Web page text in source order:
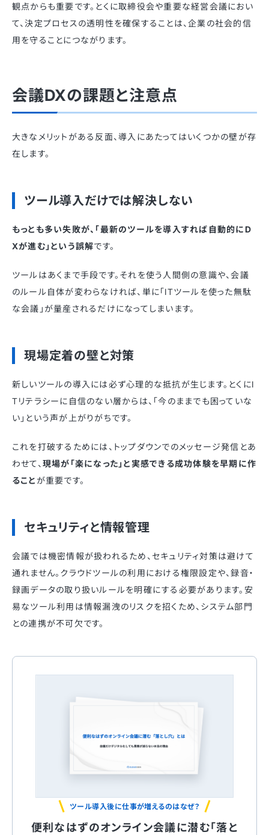
観点からも重要です。とくに取締役会や重要な経営会議におい
て、決定プロセスの透明性を確保することは、企業の社会的信
用を守ることにつながります。
会議DXの課題と注意点
大きなメリットがある反面、導入にあたってはいくつかの壁が存
在します。
ツール導入だけでは解決しない
もっとも多い失敗が、「最新のツールを導入すれば自動的にD
Xが進む」という誤解です。
ツールはあくまで手段です。それを使う人間側の意識や、会議
のルール自体が変わらなければ、単に「ITツールを使った無駄
な会議」が量産されるだけになってしまいます。
現場定着の壁と対策
新しいツールの導入には必ず心理的な抵抗が生じます。とくにI
Tリテラシーに自信のない層からは、「今のままでも困っていな
い」という声が上がりがちです。
これを打破するためには、トップダウンでのメッセージ発信とあ
わせて、 現場が「楽になった」と実感できる成功体験を早期に作
ること が重要です。
セキュリティと情報管理
会議では機密情報が扱われるため、セキュリティ対策は避けて
通れません。クラウドツールの利用における権限設定や、録音・
録画データの取り扱いルールを明確にする必要があります。安
易なツール利用は情報漏洩のリスクを招くため、システム部門
との連携が不可欠です。
ツール導入後に仕事が増えるのはなぜ？
便利なはずのオンライン会議に潜む「落と